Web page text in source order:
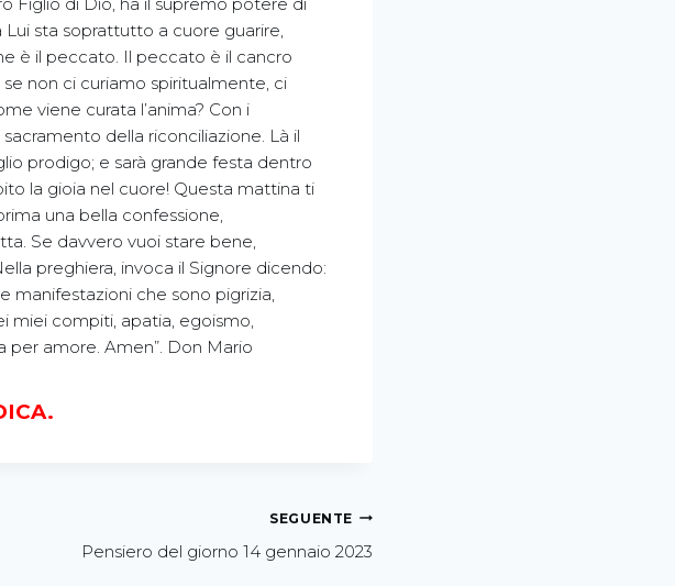
sta soprattutto a cuore guarire,
è il peccato. Il peccato è il cancro
non ci curiamo spiritualmente, ci
viene curata l’anima? Con i
della riconciliazione. Là il
prodigo; e sarà grande festa dentro
la gioia nel cuore! Questa mattina ti
una bella confessione,
Se davvero vuoi stare bene,
preghiera, invoca il Signore dicendo:
manifestazioni che sono pigrizia,
miei compiti, apatia, egoismo,
per amore. Amen”. Don Mario
SEGUENTE
Pensiero del giorno 14 gennaio 2023